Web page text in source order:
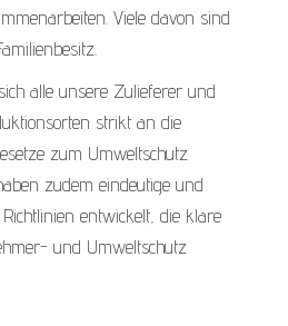
Viele davon sind
alle unsere Zulieferer und
strikt an die
zum Umweltschutz
zudem eindeutige und
entwickelt, die klare
und Umweltschutz